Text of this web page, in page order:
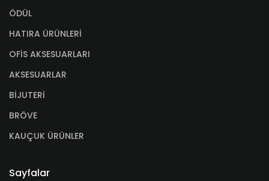
ÖDÜL
HATIRA ÜRÜNLERİ
OFİS AKSESUARLARI
AKSESUARLAR
BİJUTERİ
BRÖVE
KAUÇUK ÜRÜNLER
Sayfalar